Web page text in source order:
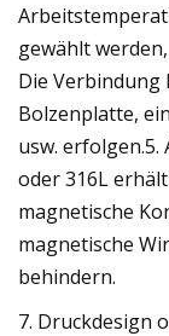
gewählt
Die Verbindung
Bolzenplatte,
usw. erfolgen.5.
oder 316L
magnetische
magnetische
behindern.
7. Druckdesign